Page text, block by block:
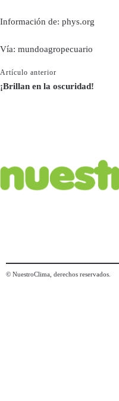
Información de: phys.org
Vía: mundoagropecuario
Artículo anterior
¡Brillan en la oscuridad!
© NuestroClima, derechos reservados.